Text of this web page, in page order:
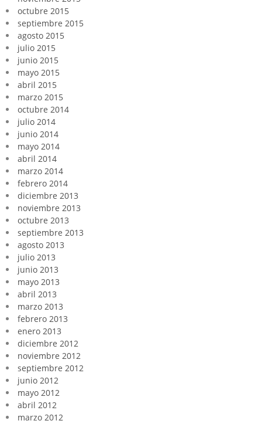
octubre 2015
septiembre 2015
agosto 2015
julio 2015
junio 2015
mayo 2015
abril 2015
marzo 2015
octubre 2014
julio 2014
junio 2014
mayo 2014
abril 2014
marzo 2014
febrero 2014
diciembre 2013
noviembre 2013
octubre 2013
septiembre 2013
agosto 2013
julio 2013
junio 2013
mayo 2013
abril 2013
marzo 2013
febrero 2013
enero 2013
diciembre 2012
noviembre 2012
septiembre 2012
junio 2012
mayo 2012
abril 2012
marzo 2012